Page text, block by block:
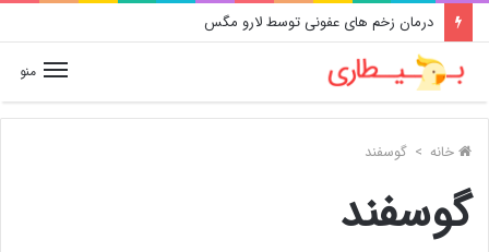
درمان زخم های عفونی توسط لارو مگس
منو
خانه > گوسفند
گوسفند